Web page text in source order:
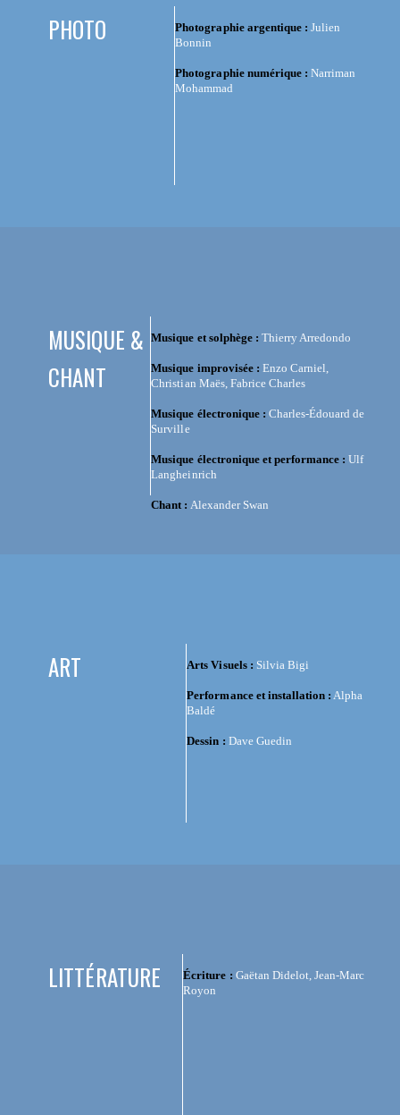
PHOTO Photographie argentique : Julien
Bonnin
Photographie numérique : Narriman
Mohammad
MUSIQUE &
CHANT
Musique et solphège : Thierry Arredondo
Musique improvisée : Enzo Carniel,
Christian Maës, Fabrice Charles
Musique électronique : Charles-Édouard de
Surville
Musique électronique et performance :Ulf
Langheinrich
Chant : Alexander Swan
ART Arts Visuels : Silvia Bigi
Performance et installation : Alpha
Baldé
Dessin : Dave Guedin
LITTÉRATURE Écriture : Gaëtan Didelot, Jean-Marc
Royon